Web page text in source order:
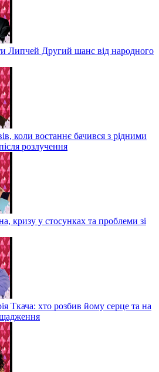
Липчей Другий шанс від народного
коли востаннє бачився з рідними
розлучення
кризу у стосунках та проблеми зі
Ткача: хто розбив йому серце та на